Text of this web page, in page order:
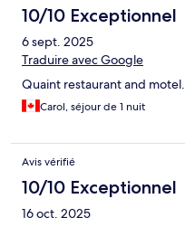
10/10 Exceptionnel
6 sept. 2025
Traduire avec Google
Quaint restaurant and motel.
Carol, séjour de 1 nuit
Avis vérifié
10/10 Exceptionnel
16 oct. 2025